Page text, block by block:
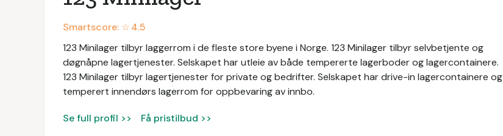
Smartscore: ☆4.5
123 Minilager tilbyr laggerrom i de fleste store byene i Norge. 123 Minilager tilbyr selvbetjente og
døgnåpne lagertjenester. Selskapet har utleie av både tempererte lagerboder og lagercontainere.
123 Minilager tilbyr lagertjenester for private og bedrifter. Selskapet har drive-in lagercontainere og
temperert innendørs lagerrom for oppbevaring av innbo.
Se full profil >> Få pristilbud >>